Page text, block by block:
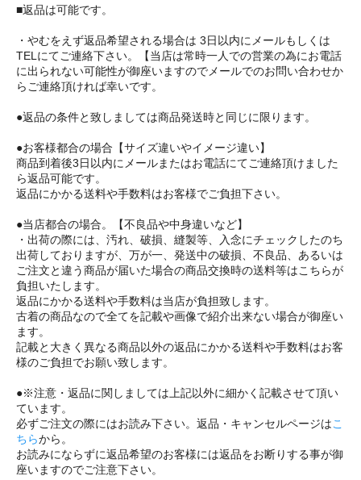
■返品は可能です。
・やむをえず返品希望される場合は 3日以内にメールもしくは
TELにてご連絡下さい。【当店は常時一人での営業の為にお電話
に出られない可能性が御座いますのでメールでのお問い合わせか
らご連絡頂ければ幸いです。
●返品の条件と致しましては商品発送時と同じに限ります。
●お客様都合の場合【サイズ違いやイメージ違い】
商品到着後3日以内にメールまたはお電話にてご連絡頂けました
ら返品可能です。
返品にかかる送料や手数料はお客様でご負担下さい。
●当店都合の場合。【不良品や中身違いなど】
・出荷の際には、汚れ、破損、縫製等、入念にチェックしたのち
出荷しておりますが、万が一、発送中の破損、不良品、あるいは
ご注文と違う商品が届いた場合の商品交換時の送料等はこちらが
負担いたします。
返品にかかる送料や手数料は当店が負担致します。
古着の商品なので全てを記載や画像で紹介出来ない場合が御座い
ます。
記載と大きく異なる商品以外の返品にかかる送料や手数料はお客
様のご負担でお願い致します。
●※注意・返品に関しましては上記以外に細かく記載させて頂い
ています。
必ずご注文の際にはお読み下さい。返品・キャンセルページはこ
ちらから。
お読みにならずに返品希望のお客様には返品をお断りする事が御
座いますのでご注意下さい。